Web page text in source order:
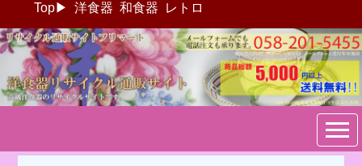
Top▶ 洋食器 和食器 レトロ
ブランド洋食器：リサイクル
通販サイトフリマート